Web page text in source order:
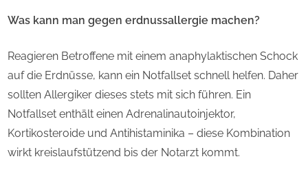
Was kann man gegen erdnussallergie machen?
Reagieren Betroffene mit einem anaphylaktischen Schock
auf die Erdnüsse, kann ein Notfallset schnell helfen. Daher
sollten Allergiker dieses stets mit sich führen. Ein
Notfallset enthält einen Adrenalinautoinjektor,
Kortikosteroide und Antihistaminika – diese Kombination
wirkt kreislaufstützend bis der Notarzt kommt.